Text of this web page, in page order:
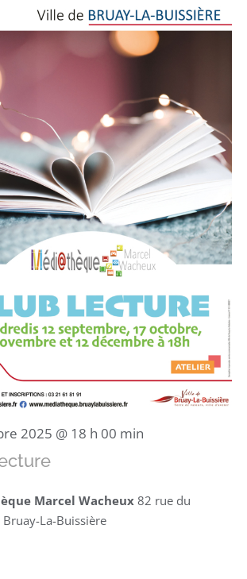
2025 @ 18 h 00 min
Marcel Wacheux82 rue du
La-Buissière